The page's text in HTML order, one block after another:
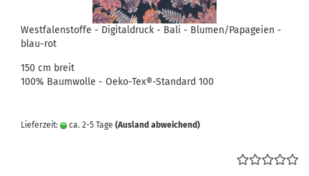
Westfalenstoffe - Digitaldruck - Bali - Blumen/Papageien -
blau-rot
150 cm breit
100% Baumwolle - Oeko-Tex®-Standard 100
Lieferzeit: ca. 2-5 Tage (Ausland abweichend)